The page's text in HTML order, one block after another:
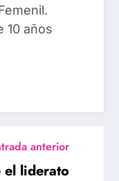
10 años
anterior
el liderato